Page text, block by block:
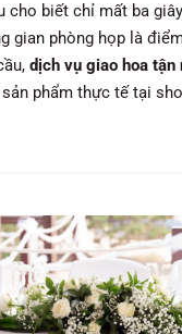
biết chỉ mất ba
gian phòng họp là
dịch vụ giao hoa tận
phẩm thực tế tại